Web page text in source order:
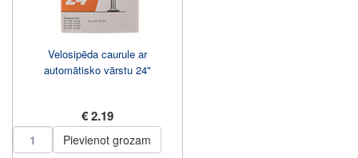
Velosipēda caurule ar
automātisko vārstu 24"
€ 2.19
Pievienot grozam